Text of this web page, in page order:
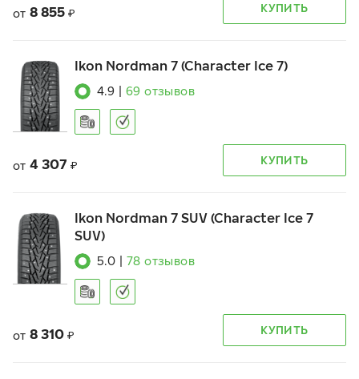
от 8 855 ₽ КУПИТЬ
Ikon Nordman 7 (Character Ice 7)
4.9 69 отзывов
от 4 307 ₽ КУПИТЬ
Ikon Nordman 7 SUV (Character Ice 7
SUV)
5.0 78 отзывов
от 8 310 ₽ КУПИТЬ